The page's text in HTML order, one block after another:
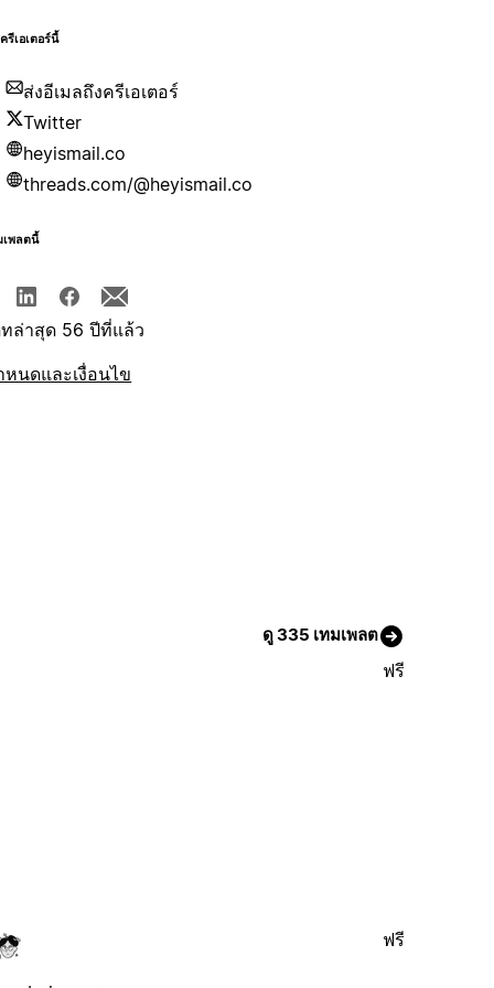
รีเอเตอร์นี้
ส่งอีเมลถึงครีเอเตอร์
Twitter
heyismail.co
threads.com/@heyismail.co
เพลตนี้
ทล่าสุด 56 ปีที่แล้ว
นดและเงื่อนไข
ดู 335 เทมเพลต
ฟรี
ฟรี